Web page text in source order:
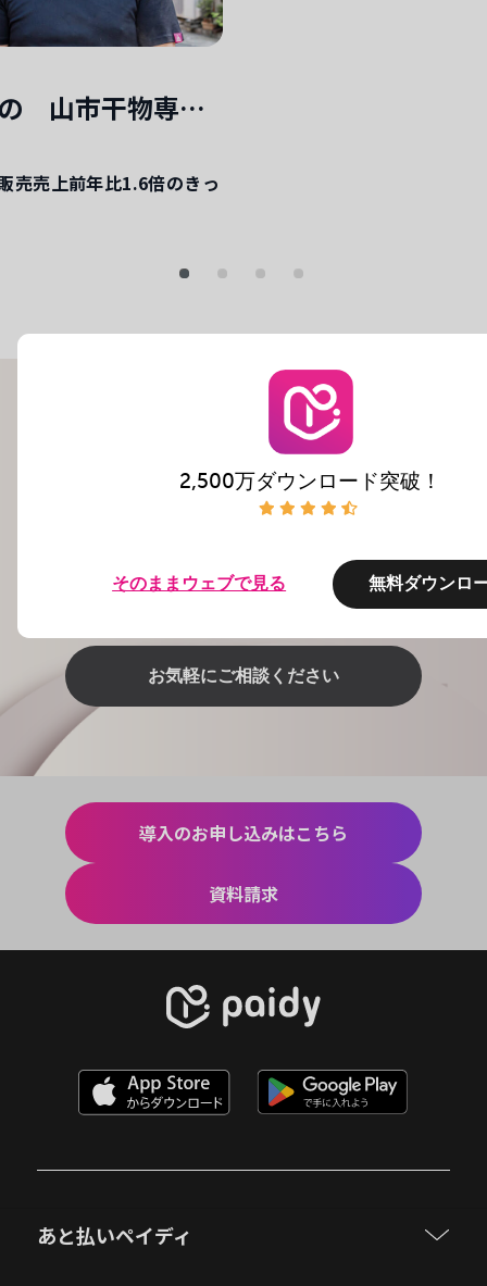
2,500万ダウンロード突破！
無料ダウンロ
そのままウェブで見る
小田原ひもの 山市干物専門店
売売上前年比1.6倍のきっ
ペイディを始めてみませんか
いという方は、こちらからご相談ください。業種にあ
った専門の担当者が対応いたします。
お気軽にご相談ください
導入のお申し込みはこちら
資料請求
あと払いペイディ